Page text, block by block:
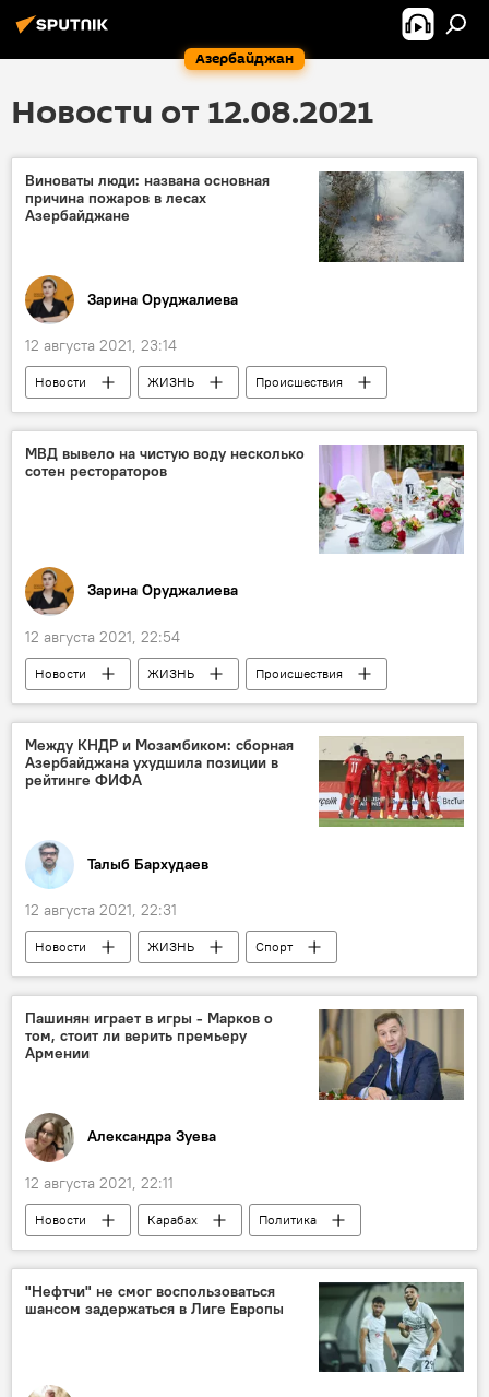
Азербайджан
Новости от 12.08.2021
Виноваты люди: названа основная
причина пожаров в лесах
Азербайджане
Зарина Оруджалиева
12 августа 2021, 23:14
Новости ЖИЗНЬ
Происшествия
Азербайджан
Причина пожар
МВД вывело на чистую воду несколько
сотен рестораторов
Зарина Оруджалиева
12 августа 2021, 22:54
Новости ЖИЗНЬ
Происшествия
Азербайджан
Свадьбы
карантин
Нарушение
Между КНДР и Мозамбиком: сборная
Азербайджана ухудшила позиции в
рейтинге ФИФА
Талыб Бархудаев
12 августа 2021, 22:31
Новости ЖИЗНЬ
Спорт
Новости мира
Азербайджан
Рейтинг
ФИФА
Сборная Азербайджана по футболу
Пашинян играет в игры - Марков о
том, стоит ли верить премьеру
Армении
Александра Зуева
12 августа 2021, 22:11
Новости Карабах
Политика
Азербайджан
Новости мира
Сергей Марков
"Нефтчи" не смог воспользоваться
шансом задержаться в Лиге Европы